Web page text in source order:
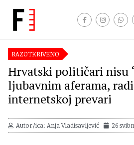
RAZOTKRIVENO
Hrvatski političari nisu
ljubavnim aferama,
internetskoj prevari
Autor/ica: Anja Vladisavljević 26